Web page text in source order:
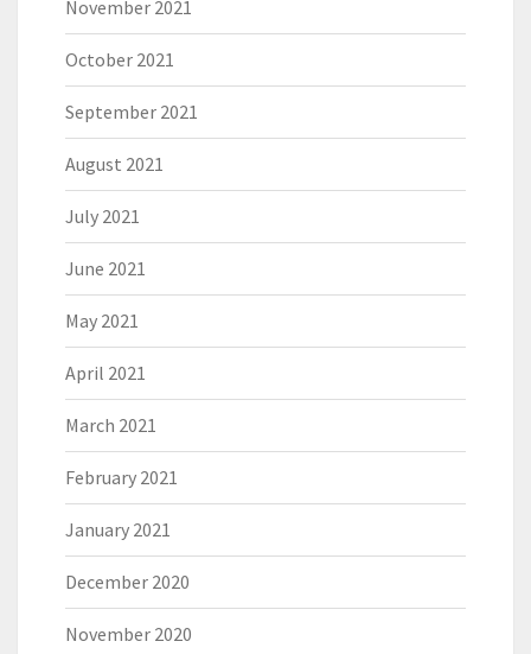
November 2021
October 2021
September 2021
August 2021
July 2021
June 2021
May 2021
April 2021
March 2021
February 2021
January 2021
December 2020
November 2020